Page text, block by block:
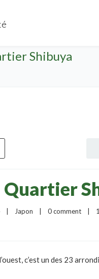
Shibuya
Quartier
Japon 0 comment
c’est un des 23